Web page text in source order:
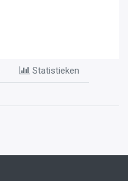
Statistieken